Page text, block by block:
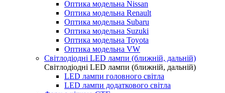
Оптика модельна Nissan
Оптика модельна Renault
Оптика модельна Subaru
Оптика модельна Suzuki
Оптика модельна Toyota
Оптика модельна VW
Світлодіодні LED лампи (ближній, дальній)
Світлодіодні LED лампи (ближній, дальній)
LED лампи головного світла
LED лампи додаткового світла